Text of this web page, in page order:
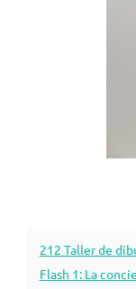
212 Taller de
Flash 1: La